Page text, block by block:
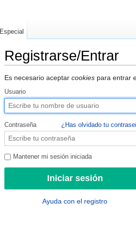
Registrarse/Entrar
Es necesario aceptar cookies para entrar
Usuario
Contraseña ¿Has olvidado tu
Mantener mi sesión iniciada
Ayuda con el registro
Especial